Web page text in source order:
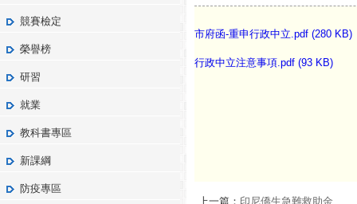
競賽檢定
榮譽榜
研習
就業
教科書專區
新課綱
防疫專區
市府函-重申行政中立.pdf (280 KB)
行政中立注意事項.pdf (93 KB)
上一篇： 印尼僑生急難救助金